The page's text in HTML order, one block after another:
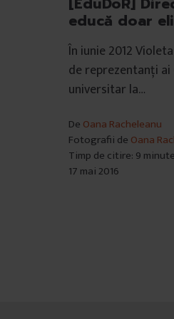
t
u
l
educă doar
În iunie 2012
de reprezentanți
universitar la…
De Oana Racheleanu
Fotografii de Oana
Timp de citire: 9 minute
17 mai 2016